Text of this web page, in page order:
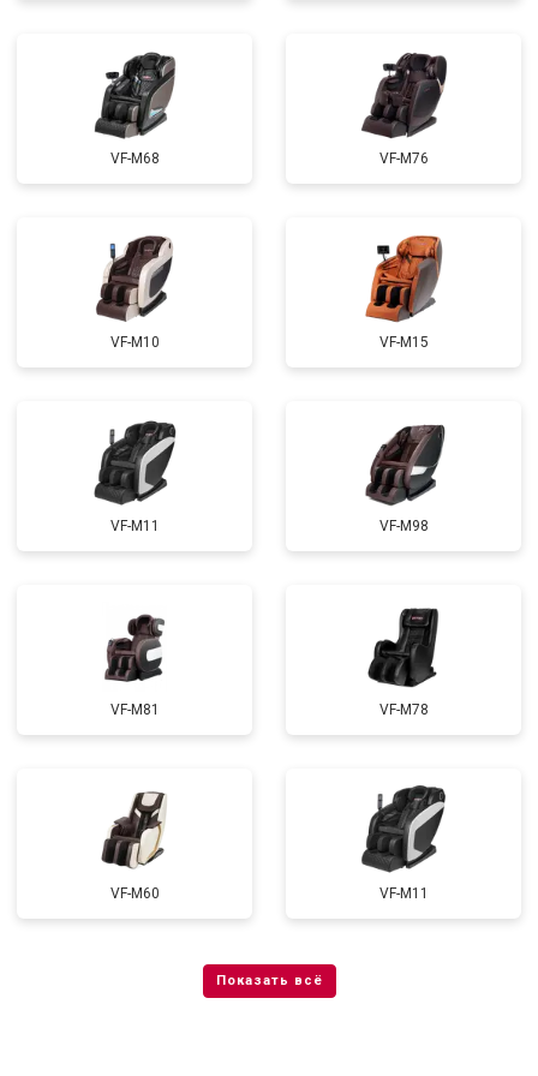
Ремонт купюроприемника от 4700 ₽ Заказать
Замена сетевого трансформатора от 4500 ₽
VF-M68 VF-M76
VF-M10 VF-M15
VF-M11 VF-M98
VF-M81 VF-M78
VF-M60 VF-M11